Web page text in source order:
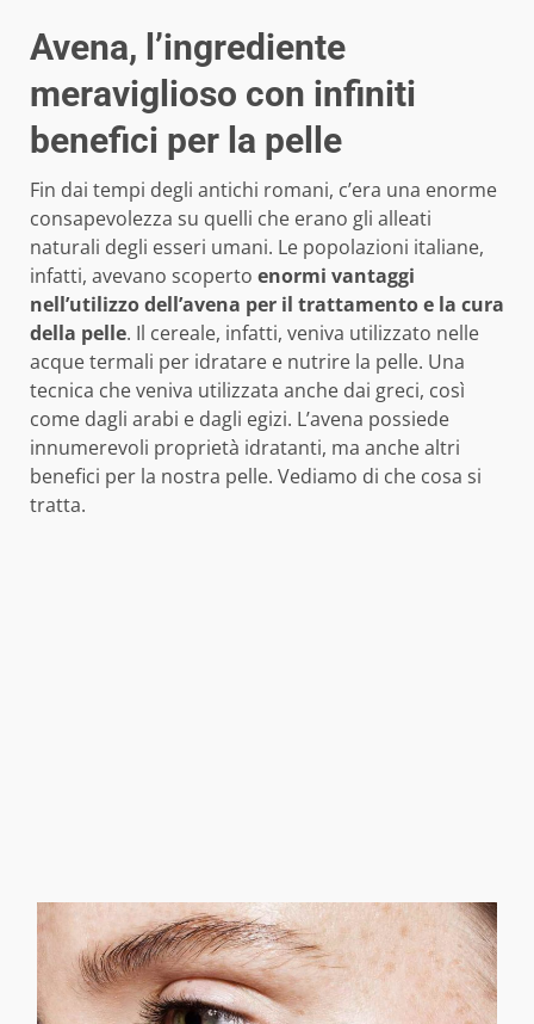
Avena, l’ingrediente
meraviglioso con infiniti
benefici per la pelle
Fin dai tempi degli antichi romani, c’era una enorme
consapevolezza su quelli che erano gli alleati
naturali degli esseri umani. Le popolazioni italiane,
infatti, avevano scoperto enormi vantaggi
nell’utilizzo dell’avena per il trattamento e la cura
della pelle. Il cereale, infatti, veniva utilizzato nelle
acque termali per idratare e nutrire la pelle. Una
tecnica che veniva utilizzata anche dai greci, così
come dagli arabi e dagli egizi. L’avena possiede
innumerevoli proprietà idratanti, ma anche altri
benefici per la nostra pelle. Vediamo di che cosa si
tratta.